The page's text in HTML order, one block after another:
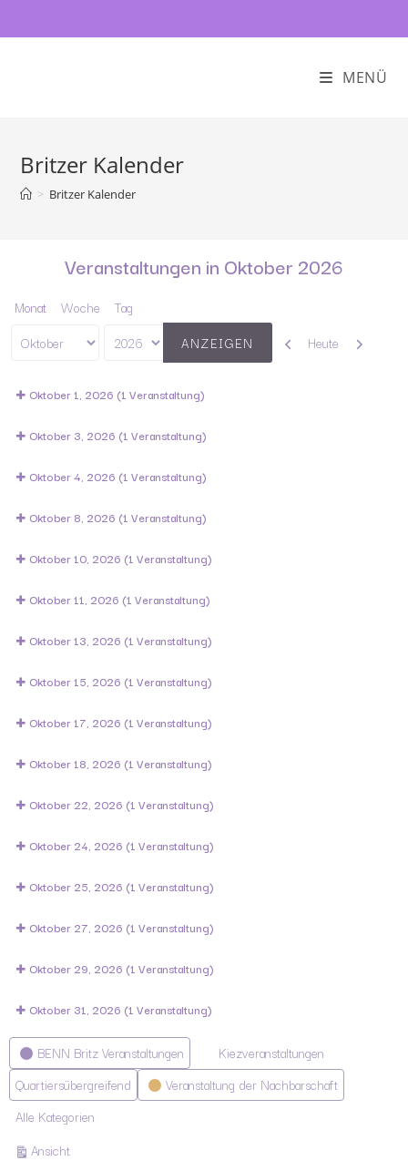
MENÜ
Britzer Kalender
> Britzer Kalender
Veranstaltungen in Oktober 2026
Monat Woche Tag
Monat
Jahr
Zurück
Heute Weiter
Oktober 1, 2026 (1 Veranstaltung)
Oktober 3, 2026 (1 Veranstaltung)
Oktober 4, 2026 (1 Veranstaltung)
Oktober 8, 2026 (1 Veranstaltung)
Oktober 10, 2026 (1 Veranstaltung)
Oktober 11, 2026 (1 Veranstaltung)
Oktober 13, 2026 (1 Veranstaltung)
Oktober 15, 2026 (1 Veranstaltung)
Oktober 17, 2026 (1 Veranstaltung)
Oktober 18, 2026 (1 Veranstaltung)
Oktober 22, 2026 (1 Veranstaltung)
Oktober 24, 2026 (1 Veranstaltung)
Oktober 25, 2026 (1 Veranstaltung)
Oktober 27, 2026 (1 Veranstaltung)
Oktober 29, 2026 (1 Veranstaltung)
Oktober 31, 2026 (1 Veranstaltung)
Kategorien
BENN Britz Veranstaltungen
Kiezveranstaltungen
Quartiersübergreifend
Veranstaltung der Nachbarschaft
Alle Kategorien
Ansichtausdrucken